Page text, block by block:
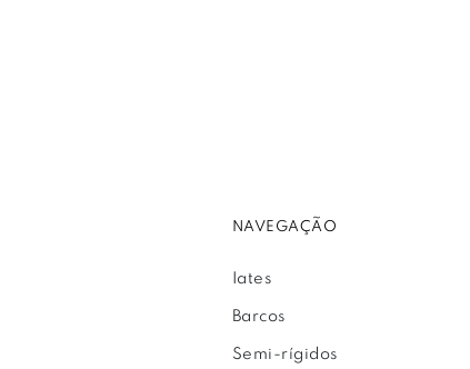
NAVEGAÇÃO
Iates
Barcos
Semi-rígidos